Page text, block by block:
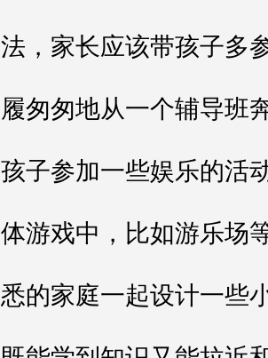
法，家长应该带孩子多
履匆匆地从一个辅导班
孩子参加一些娱乐的活
体游戏中，比如游乐场
悉的家庭一起设计一些